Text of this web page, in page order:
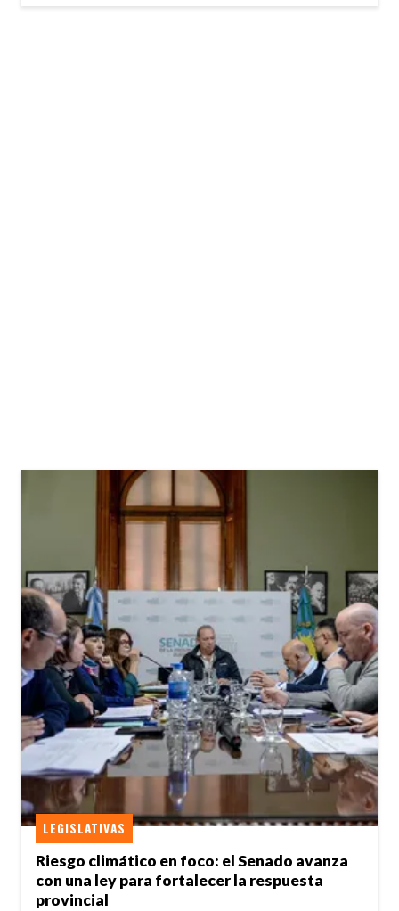
Riesgo climático en foco: el Senado avanza
con una ley para fortalecer la respuesta
provincial
LEGISLATIVAS